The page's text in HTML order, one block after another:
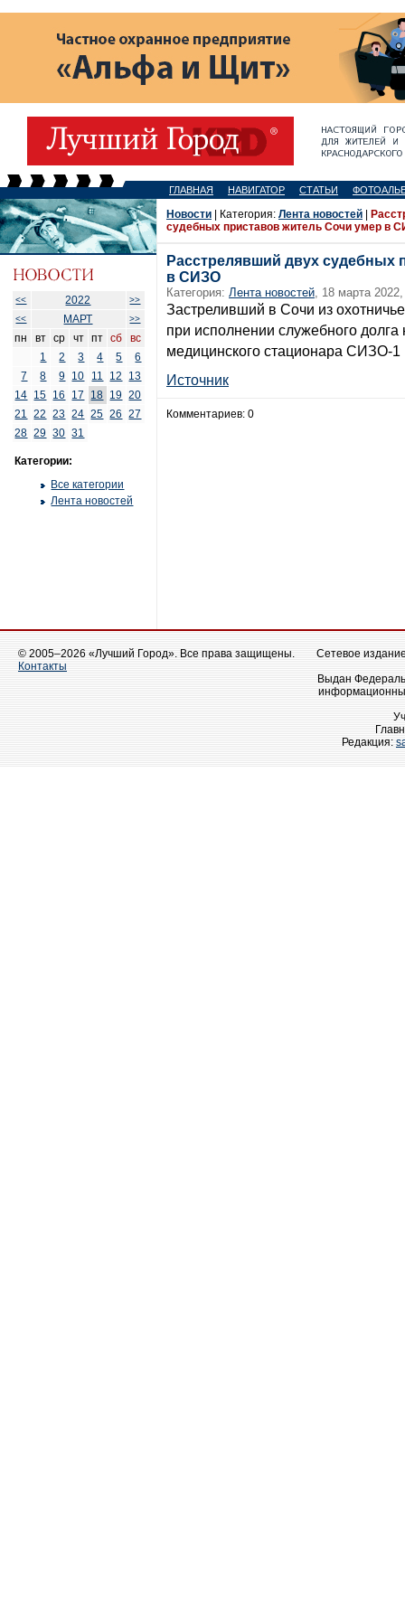
ГЛАВНАЯ НАВИГАТОР СТАТЬИ
<< 2022
>>
<<
МАРТ >>
пн вт ср чт пт сб
вс
1
2 3 4 5
6
7
8 9 10 11 12
13
14 15 16 17 18 19 20
21
22 23 24 25 26
27
28 29 30 31
Категории:
Все категории
Лента новостей
Новости | Категория: Лента новостей
судебных приставов житель Сочи умер в
Расстрелявший двух судебных
в СИЗО
Категория: Лента новостей, 18 марта
Застреливший в Сочи из
при исполнении служебного долга
медицинского стационара СИЗО-1
Источник
Комментариев: 0
© 2005–2026 «Лучший Город». Все права защищены.
Контакты
Сетевое
Выдан
Редакция: